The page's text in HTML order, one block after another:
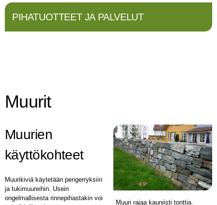
PIHATUOTTEET JA PALVELUT
Muurit
Muurien
käyttökohteet
Muurikiviä käytetään pengerryksiin
ja tukimuureihin. Usein
ongelmallisesta rinnepihastakin voi
Muuri rajaa kauniisti tonttia.